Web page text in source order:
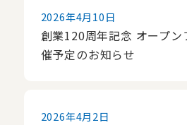
2026年4月10日
創業120周年記念 オープン
催予定のお知らせ
2026年4月2日